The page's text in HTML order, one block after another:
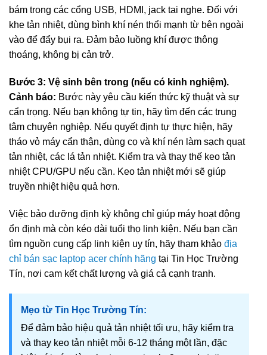
bám trong các cổng USB, HDMI, jack tai nghe. Đối với
khe tản nhiệt, dùng bình khí nén thổi mạnh từ bên ngoài
vào để đẩy bụi ra. Đảm bảo luồng khí được thông
thoáng, không bị cản trở.
Bước 3: Vệ sinh bên trong (nếu có kinh nghiệm).
Cảnh báo: Bước này yêu cầu kiến thức kỹ thuật và sự
cẩn trọng. Nếu bạn không tự tin, hãy tìm đến các trung
tâm chuyên nghiệp. Nếu quyết định tự thực hiện, hãy
tháo vỏ máy cẩn thận, dùng cọ và khí nén làm sạch quạt
tản nhiệt, các lá tản nhiệt. Kiểm tra và thay thế keo tản
nhiệt CPU/GPU nếu cần. Keo tản nhiệt mới sẽ giúp
truyền nhiệt hiệu quả hơn.
Việc bảo dưỡng định kỳ không chỉ giúp máy hoạt động
ổn định mà còn kéo dài tuổi thọ linh kiện. Nếu bạn cần
tìm nguồn cung cấp linh kiện uy tín, hãy tham khảo địa
chỉ bán sạc laptop acer chính hãng tại Tin Học Trường
Tín, nơi cam kết chất lượng và giá cả cạnh tranh.
Mẹo từ Tin Học Trường Tín:
Để đảm bảo hiệu quả tản nhiệt tối ưu, hãy kiểm tra
và thay keo tản nhiệt mỗi 6-12 tháng một lần, đặc